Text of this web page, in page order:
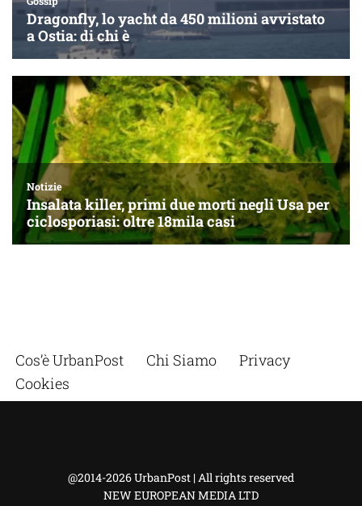
Cos’è UrbanPost Chi Siamo
Privacy
Cookies
@2014-2026 UrbanPost | All rights reserved
NEW EUROPEAN MEDIA LTD